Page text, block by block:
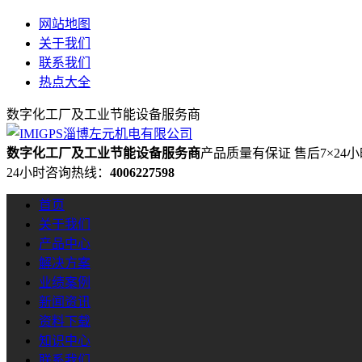
网站地图
关于我们
联系我们
热点大全
数字化工厂及工业节能设备服务商
数字化工厂及工业节能设备服务商产品质量有保证 售后7×24
24小时咨询热线： 4006227598
首页
关于我们
产品中心
解决方案
业绩案例
新闻资讯
资料下载
知识中心